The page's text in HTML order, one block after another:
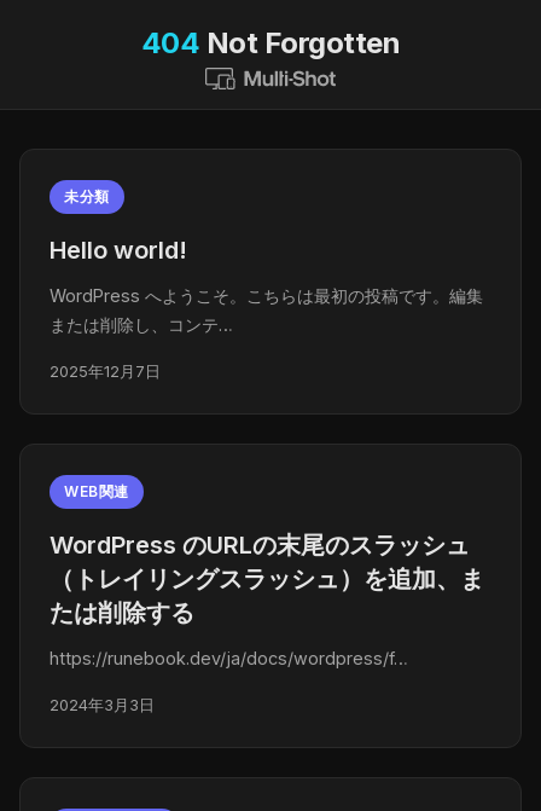
404 Not Forgotten
未分類
Hello world!
WordPress へようこそ。こちらは最初の投稿です。編集
または削除し、コンテ…
2025年12月7日
WEB関連
WordPress のURLの末尾のスラッシュ
（トレイリングスラッシュ）を追加、ま
たは削除する
https://runebook.dev/ja/docs/wordpress/f…
2024年3月3日